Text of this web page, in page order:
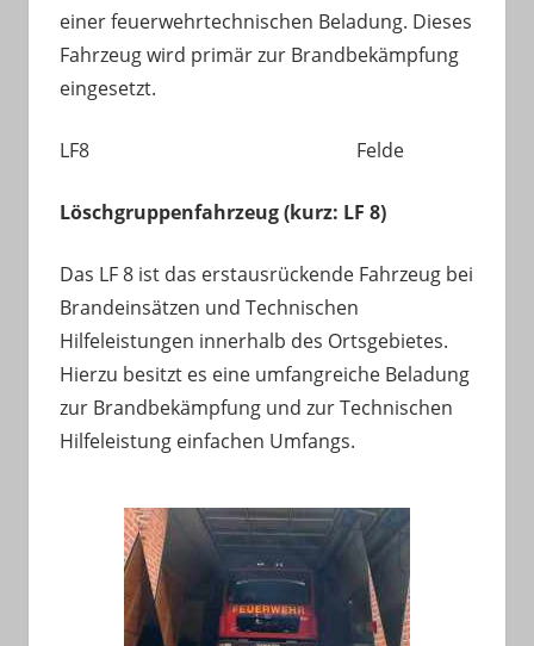
einer feuerwehrtechnischen Beladung. Dieses
Fahrzeug wird primär zur Brandbekämpfung
eingesetzt.
LF8 Felde
Löschgruppenfahrzeug (kurz: LF 8)
Das LF 8 ist das erstausrückende Fahrzeug bei
Brandeinsätzen und Technischen
Hilfeleistungen innerhalb des Ortsgebietes.
Hierzu besitzt es eine umfangreiche Beladung
zur Brandbekämpfung und zur Technischen
Hilfeleistung einfachen Umfangs.